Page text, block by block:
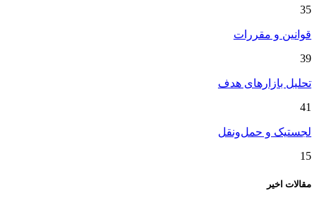
35
قوانین و مقررات
39
تحلیل بازارهای هدف
41
لجستیک و حمل‌ونقل
15
مقالات اخیر